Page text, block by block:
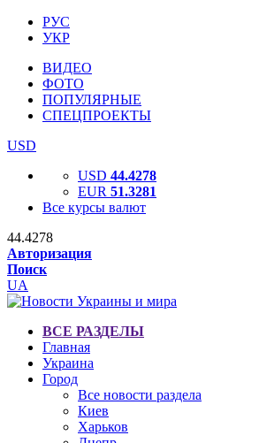
РУС
УКР
ВИДЕО
ФОТО
ПОПУЛЯРНЫЕ
СПЕЦПРОЕКТЫ
USD
USD 44.4278
EUR 51.3281
Все курсы валют
44.4278
Авторизация
Поиск
UA
ВСЕ РАЗДЕЛЫ
Главная
Украина
Город
Все новости раздела
Киев
Харьков